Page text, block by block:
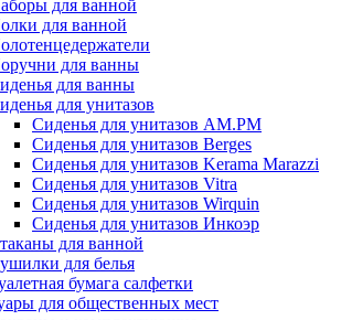
для ванной
для ванной
для ванны
для ванны
для унитазов
Сиденья для унитазов AM.PM
Сиденья для унитазов Berges
Сиденья для унитазов Kerama Marazzi
Сиденья для унитазов Vitra
Сиденья для унитазов Wirquin
Сиденья для унитазов Инкоэр
для ванной
для белья
бумага салфетки
для общественных мест